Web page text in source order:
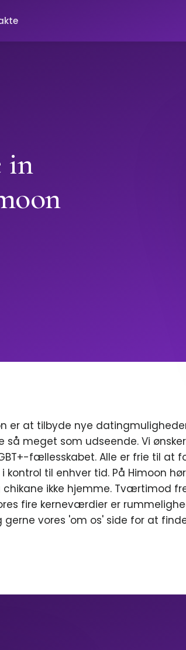
in
er at tilbyde nye
meget som udseende. Vi
fællesskabet. Alle er frie til at
kontrol til enhver tid. På Himoon
ikke hjemme. Tværtimod
fire kerneværdier er
gerne vores 'om os' side for at